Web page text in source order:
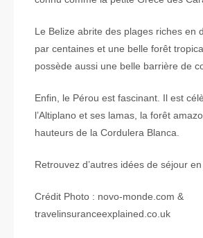
Le Belize abrite des plages riches en
par centaines et une belle forêt
possède aussi une belle barrière de
Enfin, le Pérou est fascinant. Il est
l’Altiplano et ses lamas, la forêt
hauteurs de la Cordulera Blanca.
Retrouvez d’autres idées de séjour
Crédit Photo : novo-monde.com &
travelinsuranceexplained.co.uk